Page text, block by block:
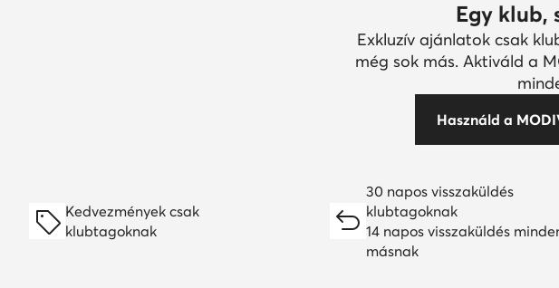
Egy klub,
Exkluzív ajánlatok csak
még sok más. Aktiváld a
Használd a
Kedvezmények csak
klubtagoknak
30 napos visszaküldés
klubtagoknak
14 napos visszaküldés
másnak